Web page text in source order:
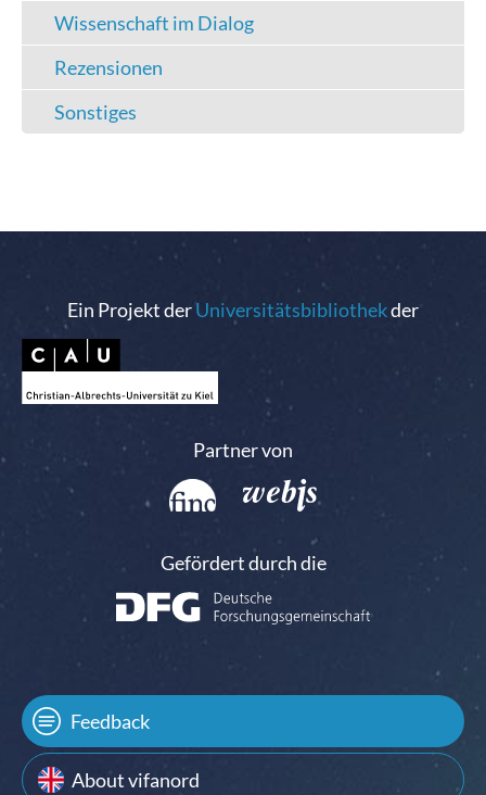
Wissenschaft im Dialog
Rezensionen
Sonstiges
Ein Projekt derUniversitätsbibliothekder
Partner von
Gefördert durch die
Feedback
About vifanord